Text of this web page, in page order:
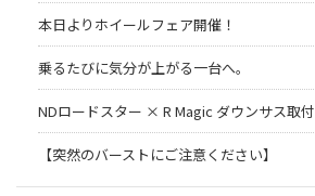
本日よりホイールフェア開催！
乗るたびに気分が上がる一台へ。
NDロードスター × R Magic ダウンサス取付
【突然のバーストにご注意ください】